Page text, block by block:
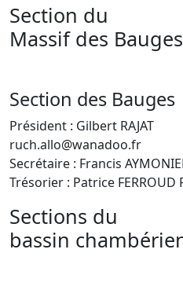
Section du
Massif des Bauges
Section des Bauges
Président : Gilbert RAJAT
ruch.allo@wanadoo.fr
Secrétaire : Francis
Trésorier : Patrice FERROUD
Sections du
bassin